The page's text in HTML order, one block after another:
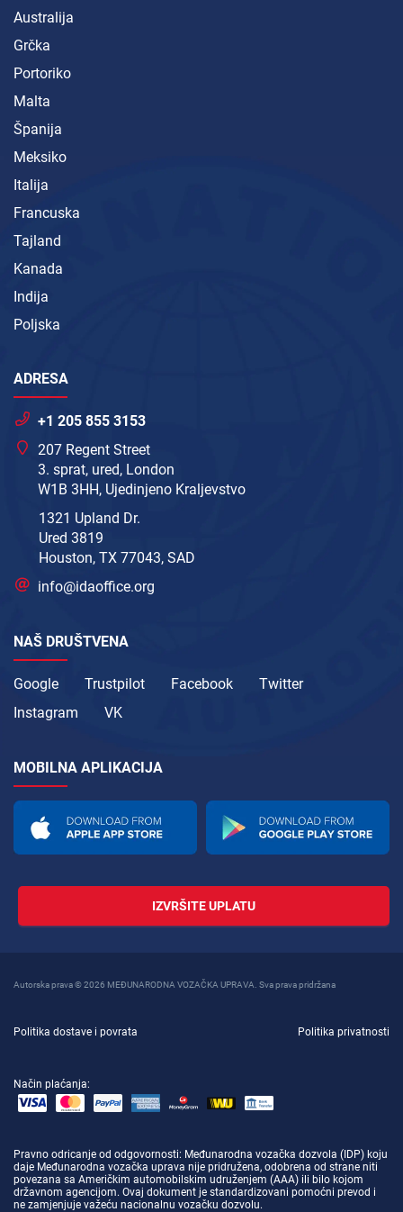
Australija
Grčka
Portoriko
Malta
Španija
Meksiko
Italija
Francuska
Tajland
Kanada
Indija
Poljska
ADRESA
+1 205 855 3153
207 Regent Street
3. sprat, ured, London
W1B 3HH, Ujedinjeno Kraljevstvo
1321 Upland Dr.
Ured 3819
Houston, TX 77043, SAD
info@idaoffice.org
NAŠ DRUŠTVENA
Google Trustpilot Facebook
Twitter
Instagram
VK
MOBILNA APLIKACIJA
IZVRŠITE UPLATU
Autorska prava © 2026 MEĐUNARODNA VOZAČKA UPRAVA. Sva prava pridržana
Politika dostave i povrata Politika privatnosti
Način plaćanja:
Pravno odricanje od odgovornosti: Međunarodna vozačka dozvola (IDP) koju
daje Međunarodna vozačka uprava nije pridružena, odobrena od strane niti
povezana sa Američkim automobilskim udruženjem (AAA) ili bilo kojom
državnom agencijom. Ovaj dokument je standardizovani pomoćni prevod i
ne zamjenjuje važeću nacionalnu vozačku dozvolu.